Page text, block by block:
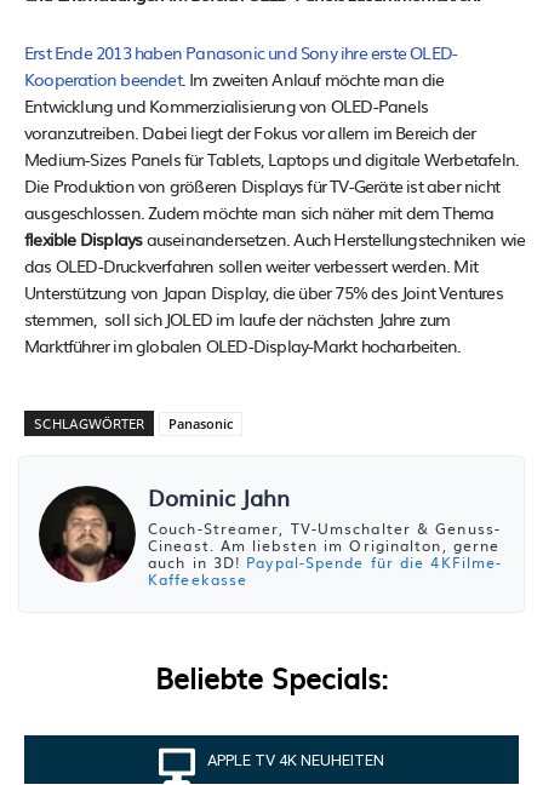
Erst Ende 2013 haben Panasonic und Sony ihre erste OLED-
Kooperation beendet. Im zweiten Anlauf möchte man die
Entwicklung und Kommerzialisierung von OLED-Panels
voranzutreiben. Dabei liegt der Fokus vor allem im Bereich der
Medium-Sizes Panels für Tablets, Laptops und digitale Werbetafeln.
Die Produktion von größeren Displays für TV-Geräte ist aber nicht
ausgeschlossen. Zudem möchte man sich näher mit dem Thema
flexible Displaysauseinandersetzen. Auch Herstellungstechniken wie
das OLED-Druckverfahren sollen weiter verbessert werden. Mit
Unterstützung von Japan Display, die über 75% des Joint Ventures
stemmen, soll sich JOLED im laufe der nächsten Jahre zum
Marktführer im globalen OLED-Display-Markt hocharbeiten.
SCHLAGWÖRTER Panasonic
Dominic Jahn
Couch-Streamer, TV-Umschalter & Genuss-
Cineast. Am liebsten im Originalton, gerne
auch in 3D! Paypal-Spende für die 4KFilme-
Kaffeekasse
Beliebte Specials:
APPLE TV 4K NEUHEITEN